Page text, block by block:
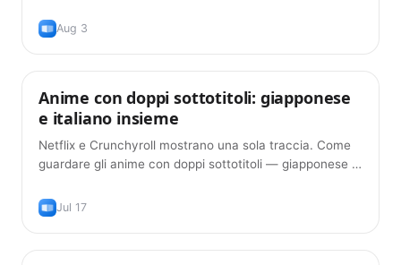
Aug 3
Consigli
Anime con doppi sottotitoli: giapponese
e italiano insieme
Netflix e Crunchyroll mostrano una sola traccia. Come
guardare gli anime con doppi sottotitoli — giapponese e
Jul 17